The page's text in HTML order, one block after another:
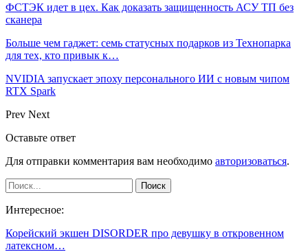
ФСТЭК идет в цех. Как доказать защищенность АСУ ТП без
сканера
Больше чем гаджет: семь статусных подарков из Технопарка
для тех, кто привык к…
NVIDIA запускает эпоху персонального ИИ с новым чипом
RTX Spark
Prev Next
Оставьте ответ
Для отправки комментария вам необходимо авторизоваться.
Интересное:
Корейский экшен DISORDER про девушку в откровенном
латексном…